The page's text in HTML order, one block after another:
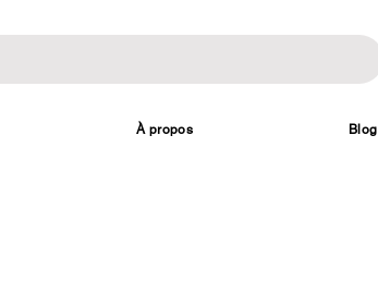
À propos Blog